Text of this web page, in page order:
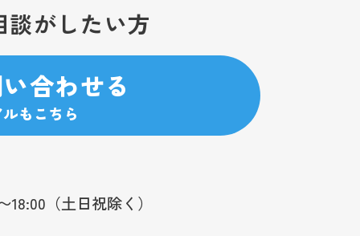
談がしたい方
合わせる
もこちら
18:00（土日祝除く）